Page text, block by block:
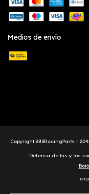
Medios de envío
Copyright 383RacingParts -
Defensa de las y los